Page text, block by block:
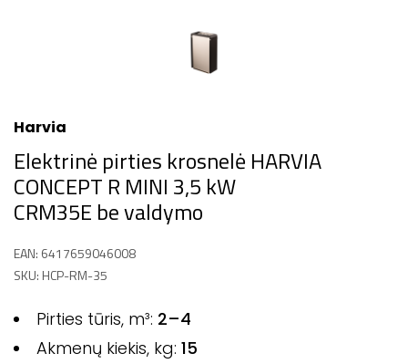
Harvia
Elektrinė pirties krosnelė HARVIA
CONCEPT R MINI 3,5 kW
CRM35E be valdymo
EAN: 6417659046008
SKU: HCP-RM-35
Pirties tūris, m³: 2–4
Akmenų kiekis, kg: 15